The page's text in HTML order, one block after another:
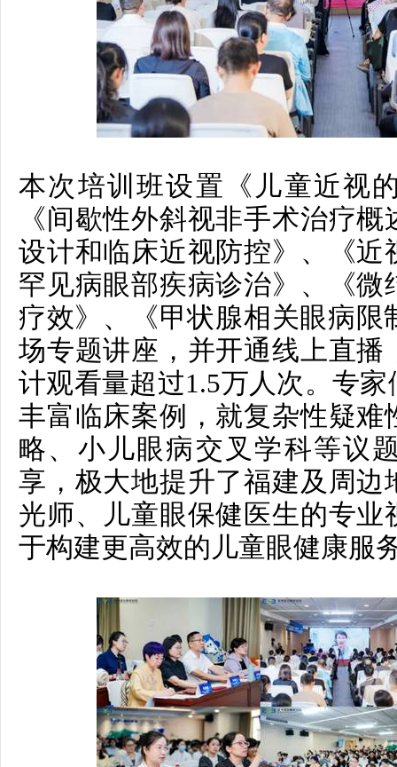
本次培训班设置《儿童近视
《间歇性外斜视非手术治疗
设计和临床近视防控》、《近
罕见病眼部疾病诊治》、《微
疗效》、《甲状腺相关眼病限
场专题讲座，并开通线上直播
计观看量超过1.5万人次。 专家
丰富临床案例，就复杂性疑难
略、小儿眼病交叉学科等议
享，极大地提升了福建及周边
光师、儿童眼保健医生的专业
于构建更高效的儿童眼健康服